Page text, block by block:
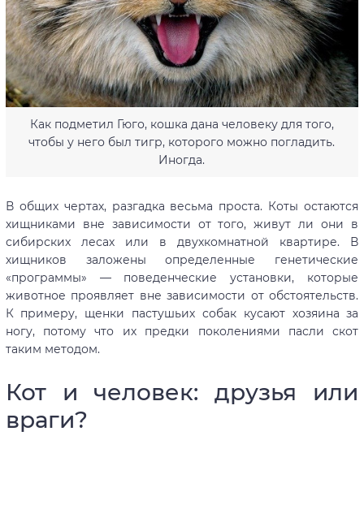
Как подметил Гюго, кошка дана человеку для того,
чтобы у него был тигр, которого можно погладить.
Иногда.
В общих чертах, разгадка весьма проста. Коты остаются
хищниками вне зависимости от того, живут ли они в
сибирских лесах или в двухкомнатной квартире. В
хищников заложены определенные генетические
«программы» — поведенческие установки, которые
животное проявляет вне зависимости от обстоятельств.
К примеру, щенки пастушьих собак кусают хозяина за
ногу, потому что их предки поколениями пасли скот
таким методом.
Кот и человек: друзья или
враги?